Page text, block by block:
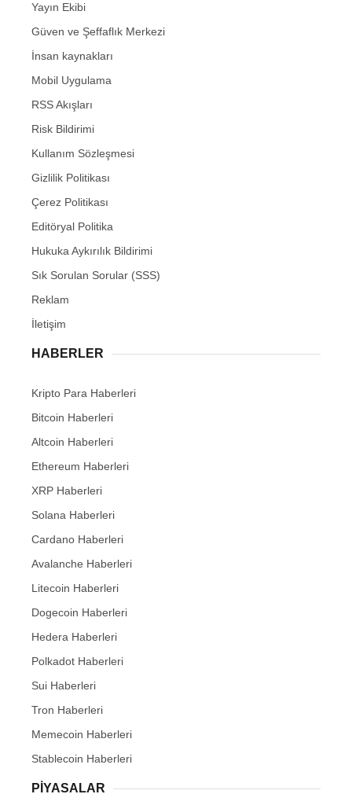
Yayın Ekibi
Güven ve Şeffaflık Merkezi
İnsan kaynakları
Mobil Uygulama
RSS Akışları
Risk Bildirimi
Kullanım Sözleşmesi
Gizlilik Politikası
Çerez Politikası
Editöryal Politika
Hukuka Aykırılık Bildirimi
Sık Sorulan Sorular (SSS)
Reklam
İletişim
HABERLER
Kripto Para Haberleri
Bitcoin Haberleri
Altcoin Haberleri
Ethereum Haberleri
XRP Haberleri
Solana Haberleri
Cardano Haberleri
Avalanche Haberleri
Litecoin Haberleri
Dogecoin Haberleri
Hedera Haberleri
Polkadot Haberleri
Sui Haberleri
Tron Haberleri
Memecoin Haberleri
Stablecoin Haberleri
PIYASALAR